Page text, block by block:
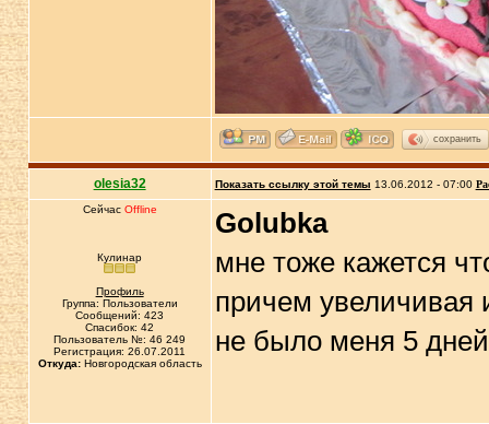
сохранить
olesia32 Показать ссылку этой темы 13.06.2012 - 07:00
Сейчас Offline
Кулинар
Профиль
Группа: Пользователи
Сообщений: 423
Спасибок: 42
Пользователь №: 46 249
Регистрация: 26.07.2011
Откуда:Новгородская область
Golubka
мне тоже кажется
причем увеличивая
не было меня 5